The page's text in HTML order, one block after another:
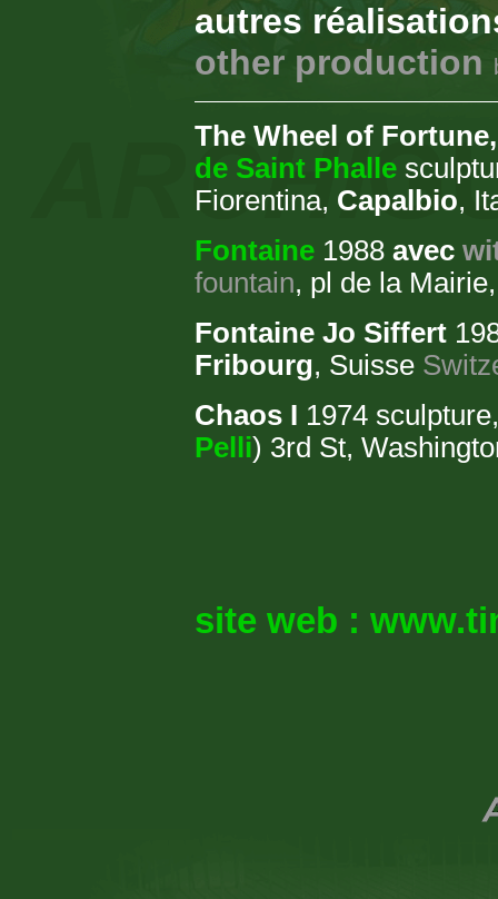
autres
other production
The Wheel of
de Saint Phalle
Fiorentina, Capalbio,
Fontaine 1988 avec
fountain, pl de la
Fontaine Jo Siffert
Fribourg, Suisse
Chaos I 1974
Pelli) 3rd St,
site web :